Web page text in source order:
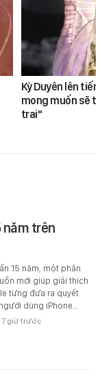
Kỳ Duyên lên
mong muốn sẽ
trai"
năm trên
15 năm, một phân
mới giúp giải thích
từng đưa ra quyết
dùng iPhone…
7 giờ trước